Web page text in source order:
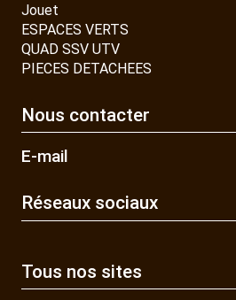
Jouet
ESPACES VERTS
QUAD SSV UTV
PIECES DETACHEES
Nous contacter
E-mail
Réseaux sociaux
Tous nos sites